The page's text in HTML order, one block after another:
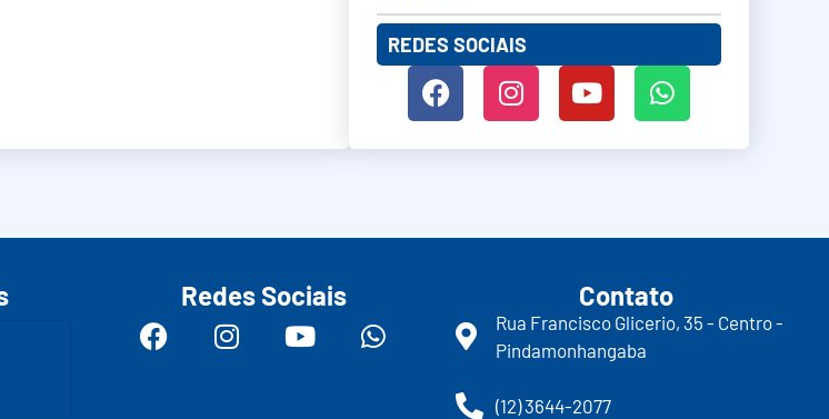
REDES SOCIAIS
Redes Sociais Contato
Rua Francisco Glicerio, 35 - Centro -
Pindamonhangaba
(12) 3644-2077